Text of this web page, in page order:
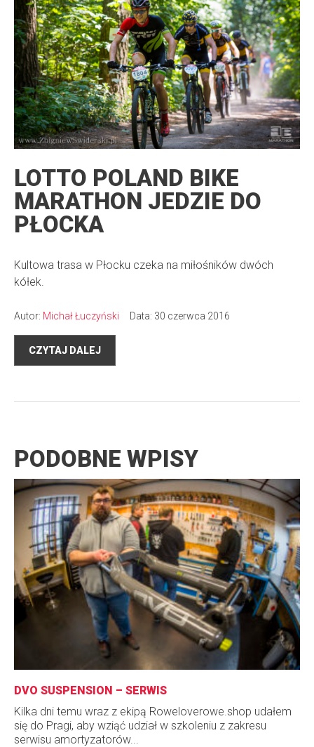
LOTTO POLAND BIKE
MARATHON JEDZIE DO
PŁOCKA
Kultowa trasa w Płocku czeka na miłośników dwóch
kółek.
Autor: Michał Łuczyński Data: 30 czerwca 2016
CZYTAJ DALEJ
PODOBNE WPISY
DVO SUSPENSION – SERWIS
Kilka dni temu wraz z ekipą Roweloverowe.shop udałem
się do Pragi, aby wziąć udział w szkoleniu z zakresu
serwisu amortyzatorów...